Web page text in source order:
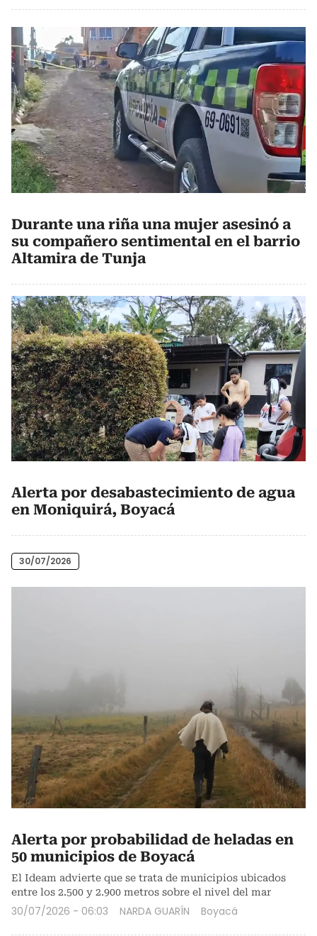
Durante una riña una mujer asesinó a
su compañero sentimental en el barrio
Altamira de Tunja
Alerta por desabastecimiento de agua
en Moniquirá, Boyacá
30/07/2026
Alerta por probabilidad de heladas en
50 municipios de Boyacá
El Ideam advierte que se trata de municipios ubicados
entre los 2.500 y 2.900 metros sobre el nivel del mar
30/07/2026 - 06:03 NARDA GUARÍN Boyacá